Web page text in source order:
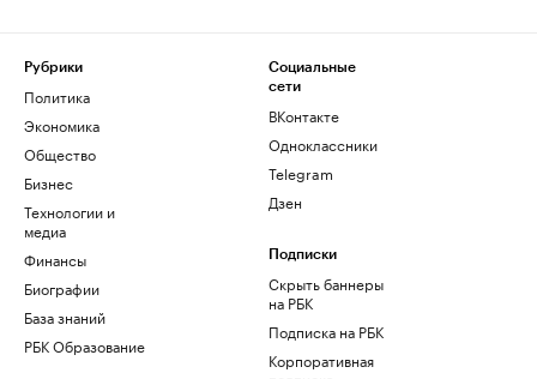
Рубрики
Политика
Экономика
Общество
Бизнес
Технологии и
медиа
Финансы
Биографии
База знаний
РБК Образование
Социальные
сети
ВКонтакте
Одноклассники
Telegram
Дзен
Подписки
Скрыть баннеры
на РБК
Подписка на РБК
Корпоративная